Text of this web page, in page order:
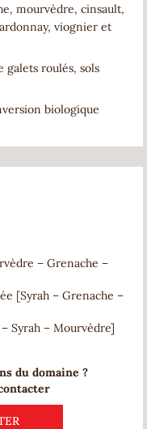
mourvèdre, cinsault,
viognier et
galets roulés, sols
biologique
– Grenache –
[Syrah – Grenache –
Syrah – Mourvèdre]
du domaine ?